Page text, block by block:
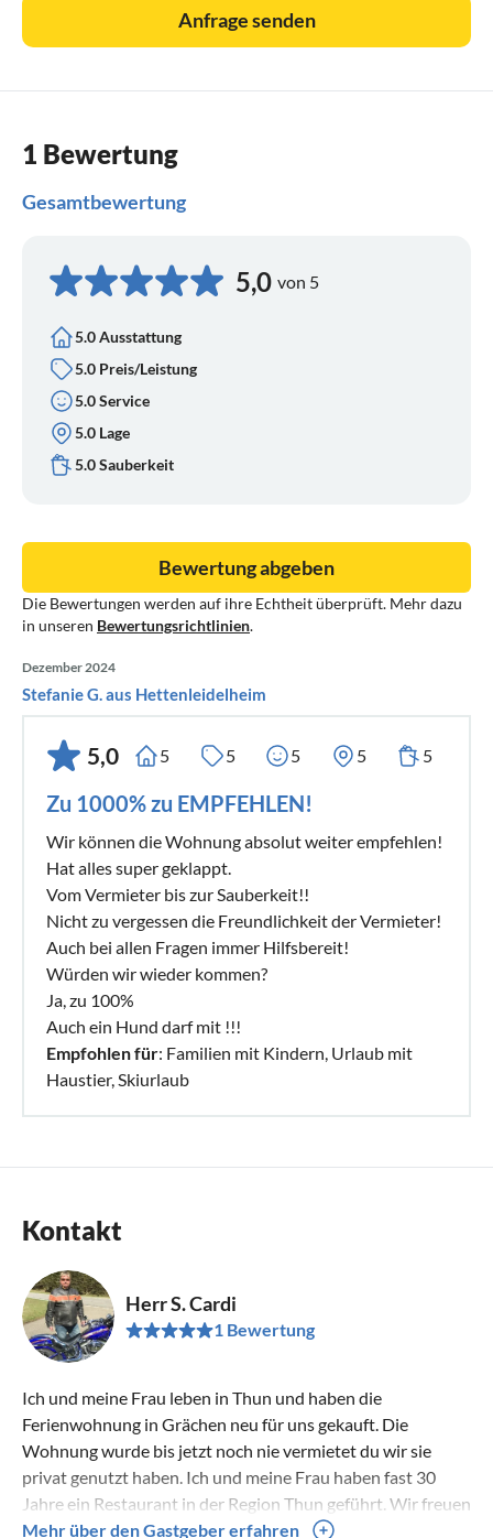
Anfrage senden
1 Bewertung
Gesamtbewertung
5,0 von 5
5.0 Ausstattung
5.0 Preis/Leistung
5.0 Service
5.0 Lage
5.0 Sauberkeit
Die Bewertungen werden auf ihre Echtheit überprüft. Mehr dazu
in unseren Bewertungsrichtlinien.
Bewertung abgeben
Dezember 2024
Stefanie G. aus Hettenleidelheim
5,0 5 5 5 5 5
Zu 1000% zu EMPFEHLEN!
Wir können die Wohnung absolut weiter empfehlen!
Hat alles super geklappt.
Vom Vermieter bis zur Sauberkeit!!
Nicht zu vergessen die Freundlichkeit der Vermieter!
Auch bei allen Fragen immer Hilfsbereit!
Würden wir wieder kommen?
Ja, zu 100%
Auch ein Hund darf mit !!!
Empfohlen für: Familien mit Kindern, Urlaub mit
Haustier, Skiurlaub
Kontakt
Herr S. Cardi
1 Bewertung
Ich und meine Frau leben in Thun und haben die
Ferienwohnung in Grächen neu für uns gekauft. Die
Wohnung wurde bis jetzt noch nie vermietet du wir sie
privat genutzt haben. Ich und meine Frau haben fast 30
Jahre ein Restaurant in der Region Thun geführt. Wir freuen
uns immer sehr im Winter zumSkilaufen zu gehen und im
Mehr über den Gastgeber erfahren